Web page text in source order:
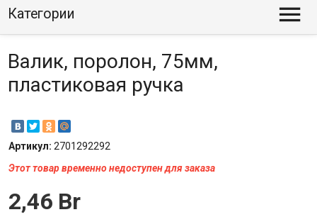
Категории 
Валик, поролон, 75мм,
пластиковая ручка
Артикул: 2701292292
Этот товар временно недоступен для заказа
2,46 Br